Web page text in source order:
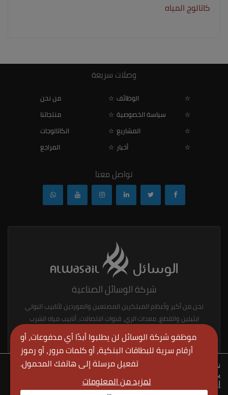
كاتالوج المياه
وصلات سريعة
من نحن
الوظائف
منتجاتنا
سياسة الخصوصية
الكاتالوجات
المشاريع
المراجع
أخبار
تواصل معنا
شركة الوسائل الصناعية
نحن من أكبر وأعظم المبتكرين المصنعين والموردين لأنابيب البولي
ايثيلين والقطع، معدات الري، قنوات الاتصالات، أنابيب مياه الشرب
ولوازمها، أنابيب الغاز والزيت ولوازمها، منتجات المطاط.
حقوق النشر © 2024 شركة الوسائل الصناعية. كل الحقوق محفوظة.
نستخدم ملفات الأرتباط لنمنحك تجربة افضل في موقعنا.
يمكنك معرفة المزيد حول ملفات تعريف الارتباط التي نستخدمها أو
إيقاف تشغيلها في
الإعدادات.
موظفو شركة الوسائل لن يطلبوا أبدًا أي مدفوعات، أو
أرقام سرية للبطاقات البنكية، أو كلمات مرور، أو رموز
تفعيل مرسلة إلى هاتفك المحمول.
لمزيد من المعلومات